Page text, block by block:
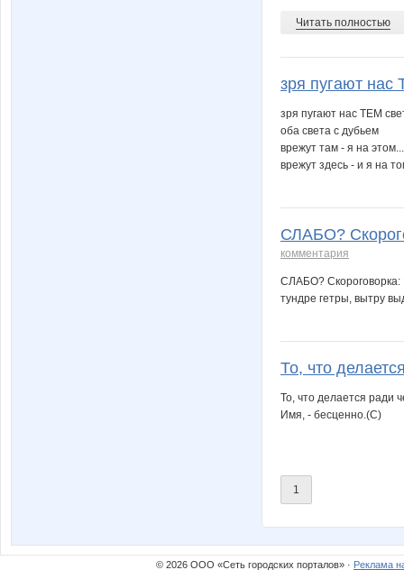
Читать полностью
зря пугают нас
зря пугают нас ТЕМ
оба света с дубьем
врежут там - я на этом...
врежут здесь - и я на
СЛАБО?
комментария
СЛАБО? Скороговорка:
тундре гетры, вытру
То, что
То, что делается ради
Имя, - бесценно.(C)
1
© 2026 ООО «Сеть городских порталов» · Реклама